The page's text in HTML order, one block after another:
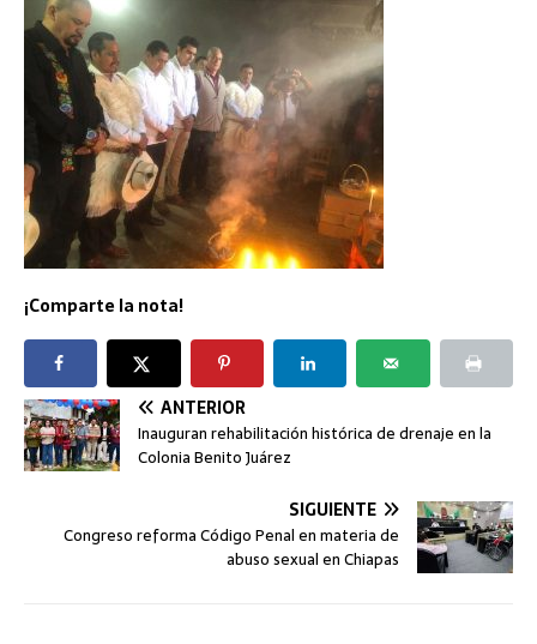
¡Comparte la nota!
ANTERIOR
Inauguran rehabilitación histórica de drenaje en la
Colonia Benito Juárez
SIGUIENTE
Congreso reforma Código Penal en materia de
abuso sexual en Chiapas